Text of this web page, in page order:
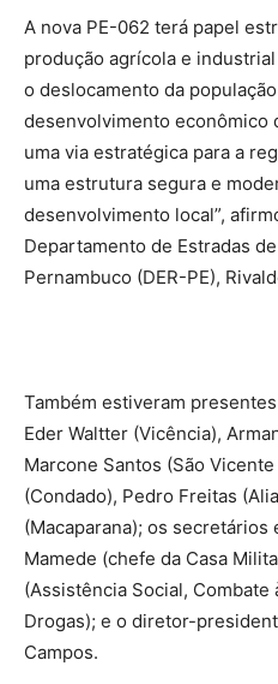
A nova PE-062 terá papel
produção agrícola e
o deslocamento da
desenvolvimento econômico
uma via estratégica para a
uma estrutura segura e
desenvolvimento local”,
Departamento de Estradas
Pernambuco (DER-PE),
Também estiveram
Eder Waltter (Vicência),
Marcone Santos (São
(Condado), Pedro Freitas
(Macaparana); os
Mamede (chefe da Casa
(Assistência Social, Combate
Drogas); e o diretor-
Campos.